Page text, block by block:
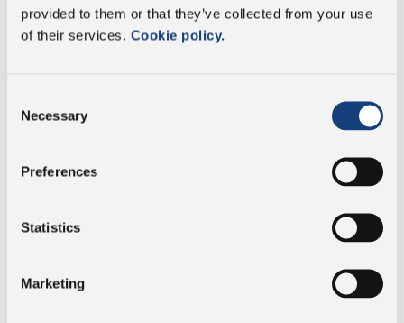
provided to them or that they’ve collected from your use
of their services. Cookie policy.
Selection
Necessary
Preferences
Statistics
Marketing
Sale